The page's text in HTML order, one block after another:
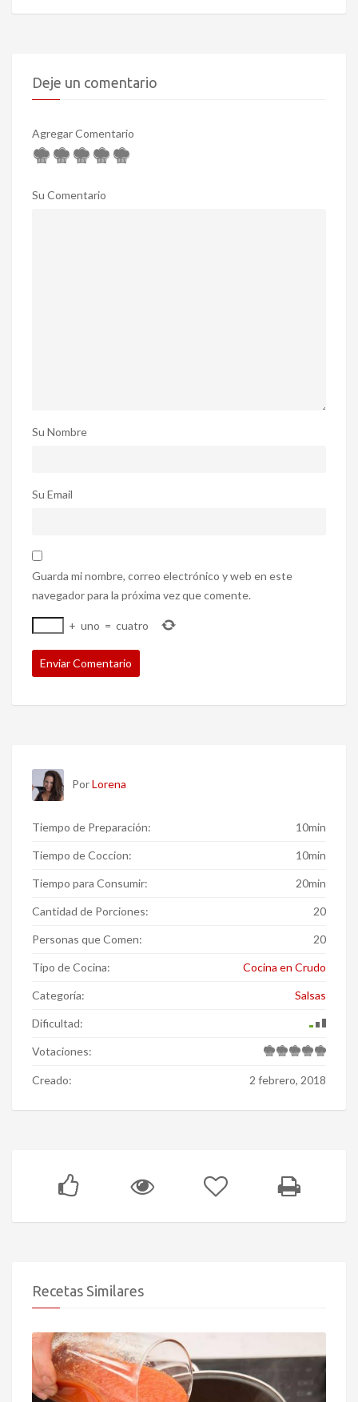
Deje un comentario
Agregar Comentario
Su Comentario
Su Nombre
Su Email
Guarda mi nombre, correo electrónico y web en este
navegador para la próxima vez que comente.
+ uno = cuatro
PorLorena
Tiempo de Preparación: 10min
Tiempo de Coccion: 10min
Tiempo para Consumir: 20min
Cantidad de Porciones: 20
Personas que Comen: 20
Tipo de Cocina: Cocina en Crudo
Categoría: Salsas
Dificultad:
Votaciones:
Creado: 2 febrero, 2018
Recetas Similares